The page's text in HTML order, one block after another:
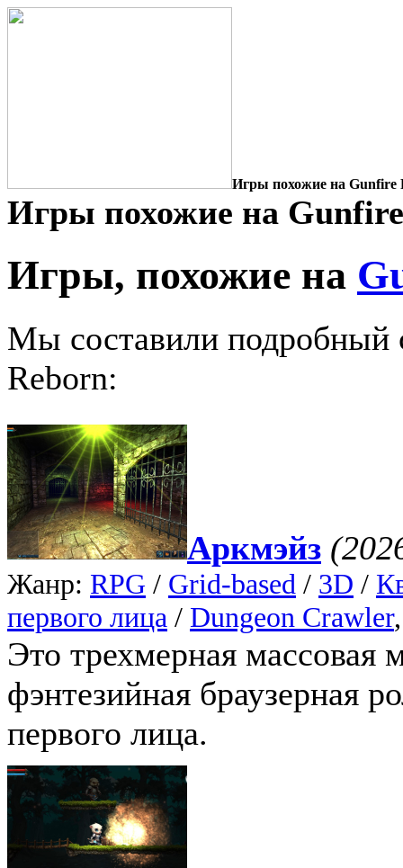
Игры похожие на Gunfire
Игры похожие на
Игры, похожие на
Мы составили подробный
Reborn:
Аркмэйз
Жанр: RPG / Grid-based / 3D /
первого лица / Dungeon Crawler
Это трехмерная массовая
фэнтезийная браузерная
первого лица.